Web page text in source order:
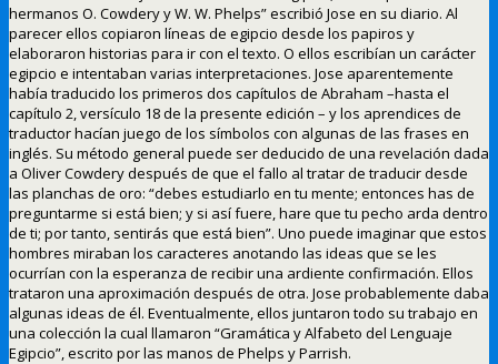
hermanos O. Cowdery y W. W. Phelps” escribió Jose en su diario. Al
parecer ellos copiaron líneas de egipcio desde los papiros y
elaboraron historias para ir con el texto. O ellos escribían un carácter
egipcio e intentaban varias interpretaciones. Jose aparentemente
había traducido los primeros dos capítulos de Abraham –hasta el
capítulo 2, versículo 18 de la presente edición – y los aprendices de
traductor hacían juego de los símbolos con algunas de las frases en
inglés. Su método general puede ser deducido de una revelación dada
a Oliver Cowdery después de que el fallo al tratar de traducir desde
las planchas de oro: “debes estudiarlo en tu mente; entonces has de
preguntarme si está bien; y si así fuere, hare que tu pecho arda dentro
de ti; por tanto, sentirás que está bien”. Uno puede imaginar que estos
hombres miraban los caracteres anotando las ideas que se les
ocurrían con la esperanza de recibir una ardiente confirmación. Ellos
trataron una aproximación después de otra. Jose probablemente daba
algunas ideas de él. Eventualmente, ellos juntaron todo su trabajo en
una colección la cual llamaron “Gramática y Alfabeto del Lenguaje
Egipcio”, escrito por las manos de Phelps y Parrish.